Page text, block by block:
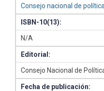
Consejo nacional de
ISBN-10(13):
N/A
Editorial:
Consejo Nacional de
Fecha de publicación: